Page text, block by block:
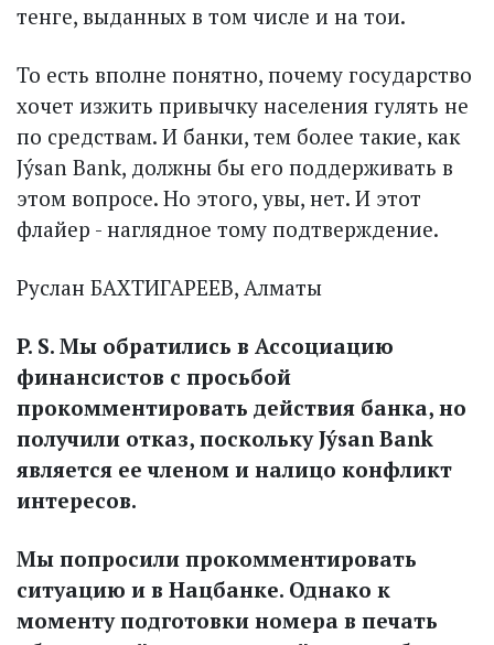
тенге, выданных в том числе и на тои.
То есть вполне понятно, почему государство
хочет изжить привычку населения гулять не
по средствам. И банки, тем более такие, как
Jýsan Bank, должны бы его поддерживать в
этом вопросе. Но этого, увы, нет. И этот
флайер - наглядное тому подтверждение.
Руслан БАХТИГАРЕЕВ, Алматы
P. S. Мы обратились в Ассоциацию
финансистов с просьбой
прокомментировать действия банка, но
получили отказ, поскольку Jýsan Bank
является ее членом и налицо конфликт
интересов.
Мы попросили прокомментировать
ситуацию и в Нацбанке. Однако к
моменту подготовки номера в печать